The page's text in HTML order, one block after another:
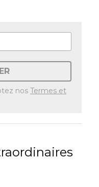
nos Termes et